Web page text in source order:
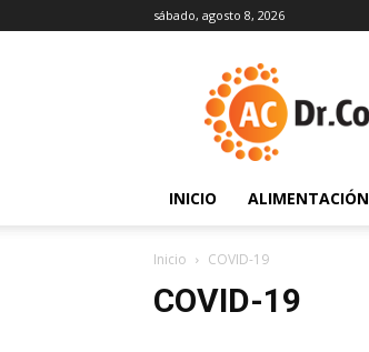
sábado, agosto 8, 2026
INICIO ALIMENTACIÓN
Inicio COVID-19
COVID-19